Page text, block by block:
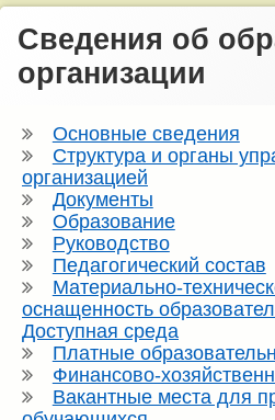
Сведения об
организации
Основные сведения
Структура и органы
организацией
Документы
Образование
Руководство
Педагогический состав
Материально-
оснащенность
Доступная среда
Платные
Финансово-
Вакантные места для